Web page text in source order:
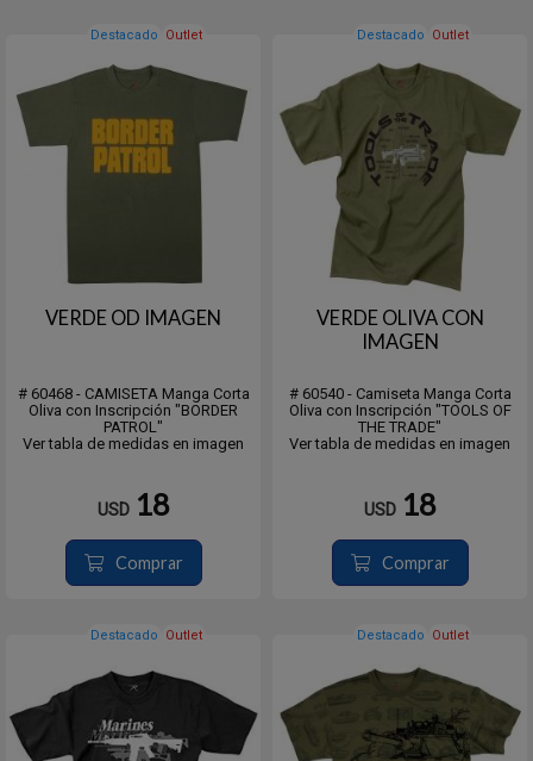
Destacado Outlet
VERDE OD IMAGEN
# 60468 - CAMISETA Manga Corta
Oliva con Inscripción "BORDER
PATROL"
Ver tabla de medidas en imagen
USD 18
Comprar
Destacado Outlet
VERDE OLIVA CON
IMAGEN
# 60540 - Camiseta Manga Corta
Oliva con Inscripción "TOOLS OF
THE TRADE"
Ver tabla de medidas en imagen
USD 18
Comprar
Destacado Outlet Destacado Outlet